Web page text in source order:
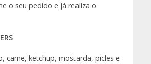
o seu pedido e já realiza o
carne, ketchup, mostarda, picles e